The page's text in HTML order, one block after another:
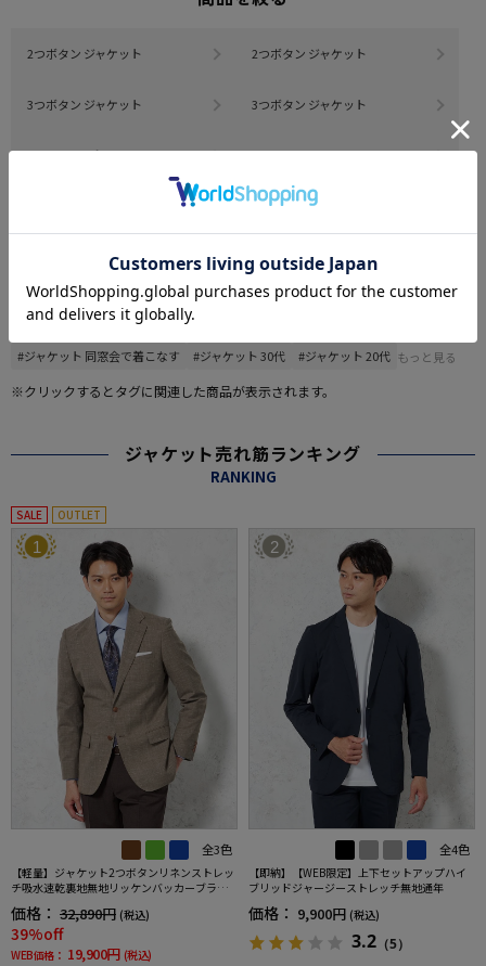
2つボタン ジャケット 2つボタン ジャケット
3つボタン ジャケット 3つボタン ジャケット
セットアップ ベスト
#この商品に関するタグで探す
#ジャケット ストレッチ
#ジャケット 同窓会で着こなす
#ジャケット 30代 #ジャケット 20代 もっと見る
※クリックするとタグに関連した商品が表示されます。
ジャケット売れ筋ランキング
RANKING
SALE OUTLET
1
全3色
【軽量】ジャケット2つボタンリネンストレッ
チ吸水速乾裏地無地リッケンバッカーブラッ
ク春夏
価格： 32,890円 (税込)
39%off
WEB価格： 19,900円 (税込)
2
全4色
【即納】【WEB限定】上下セットアップハイ
ブリッドジャージーストレッチ無地通年
価格： 9,900円 (税込)
3.2 （5）